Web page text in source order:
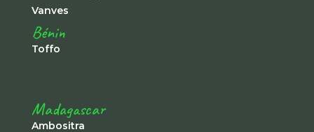
Vanves
Bénin
Toffo
Madagascar
Ambositra